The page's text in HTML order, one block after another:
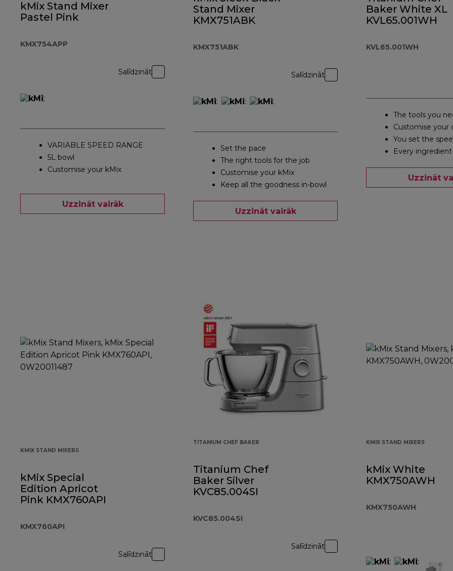
kMix Stand Mixer
Pastel Pink
KMX754APP
Salīdzināt
VARIABLE SPEED RANGE
5L bowl
Customise your kMix
Uzzināt vairāk
Stand Mixer
KMX751ABK
KMX751ABK
Salīdzināt
Set the pace
The right tools for the job
Customise your kMix
Keep all the goodness in-bowl
Uzzināt vairāk
Baker White XL
KVL65.001WH
KVL65.001WH
The tools you
Customise your
You set the
Every
Uzzināt
KMIX STAND MIXERS
kMix Special
Edition Apricot
Pink KMX760API
KMX760API
Salīdzināt
TITANIUM CHEF BAKER
Titanium Chef
Baker Silver
KVC85.004SI
KVC85.004SI
Salīdzināt
KMIX STAND MIXERS
kMix White
KMX750AWH
KMX750AWH